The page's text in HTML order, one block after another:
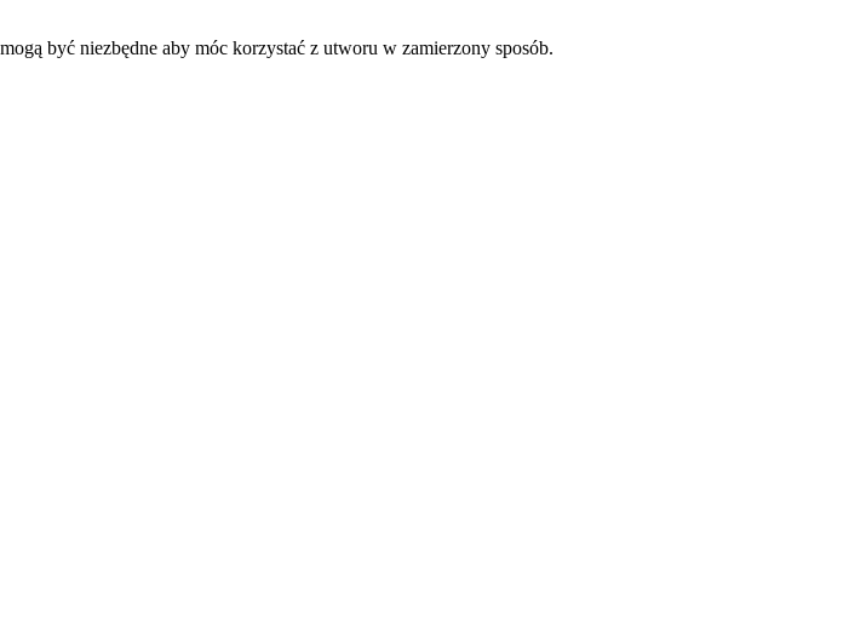
być niezbędne aby móc korzystać z utworu w zamierzony sposób.